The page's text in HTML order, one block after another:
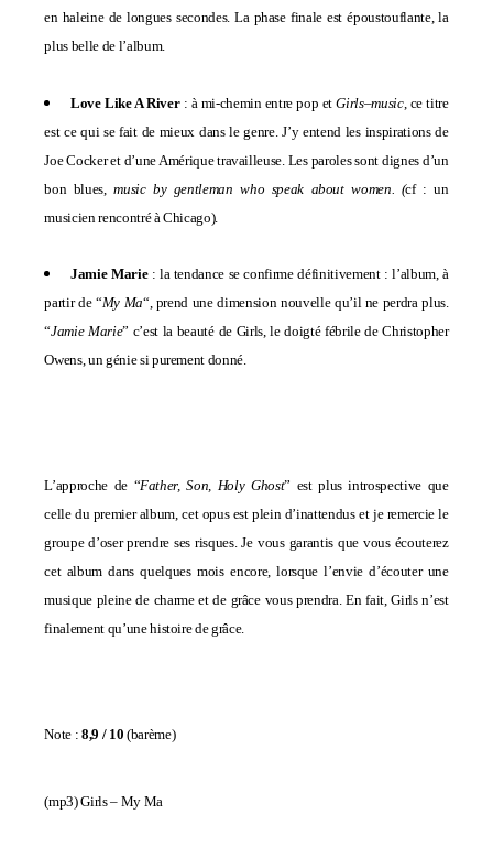
en haleine de longues secondes. La phase finale est époustouflante, la
plus belle de l’album.
Love Like A River: à mi-chemin entre pop etGirls–music, ce titre
est ce qui se fait de mieux dans le genre. J’y entend les inspirations de
Joe Cocker et d’une Amérique travailleuse. Les paroles sont dignes d’un
bon blues,music by gentleman who speak about women. (cf : un
musicien rencontré à Chicago).
Jamie Marie: la tendance se confirme définitivement : l’album, à
partir de “My Ma“, prend une dimension nouvelle qu’il ne perdra plus.
“Jamie Marie” c’est la beauté de Girls, le doigté fébrile de Christopher
Owens, un génie si purement donné.
L’approche de “Father, Son, Holy Ghost” est plus introspective que
celle du premier album, cet opus est plein d’inattendus et je remercie le
groupe d’oser prendre ses risques. Je vous garantis que vous écouterez
cet album dans quelques mois encore, lorsque l’envie d’écouter une
musique pleine de charme et de grâce vous prendra. En fait, Girls n’est
finalement qu’une histoire de grâce.
Note : 8,9 / 10 (barème)
(mp3)Girls – My Ma